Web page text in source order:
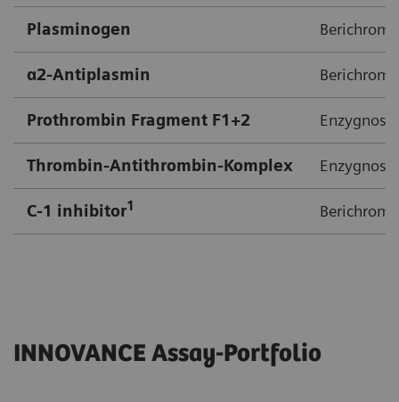
Plasminogen​ Berichrom
α2-Antiplasmin​ Berichrom
Prothrombin Fragment F1+2​ Enzygnost
Thrombin-Antithrombin-Komplex Enzygnost
C-1 inhibitor1​ Berichrom
INNOVANCE Assay-Portfolio